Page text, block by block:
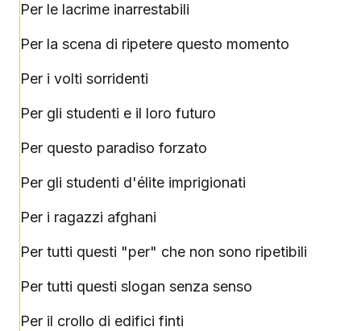
Per le lacrime inarrestabili
Per la scena di ripetere questo momento
Per i volti sorridenti
Per gli studenti e il loro futuro
Per questo paradiso forzato
Per gli studenti d'élite imprigionati
Per i ragazzi afghani
Per tutti questi "per" che non sono ripetibili
Per tutti questi slogan senza senso
Per il crollo di edifici finti